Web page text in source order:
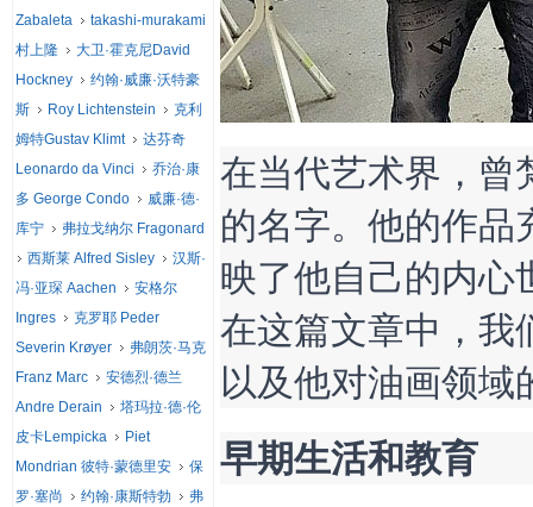
在当代艺术界，
的名字。他的作品
映了他自己的内心
在这篇文章中，我
以及他对油画领域
早期生活和教育
Zabaleta
takashi-murakami
村上隆
大卫·霍克尼David
Hockney
约翰·威廉·沃特豪
斯
Roy Lichtenstein
克利
姆特Gustav Klimt
达芬奇
Leonardo da Vinci
乔治·康
多 George Condo
威廉·德·
库宁
弗拉戈纳尔 Fragonard
西斯莱 Alfred Sisley
汉斯·
冯·亚琛 Aachen
安格尔
Ingres
克罗耶 Peder
Severin Krøyer
弗朗茨·马克
Franz Marc
安德烈·德兰
Andre Derain
塔玛拉·德·伦
皮卡Lempicka
Piet
Mondrian 彼特·蒙德里安
保
罗·塞尚
约翰·康斯特勃
弗